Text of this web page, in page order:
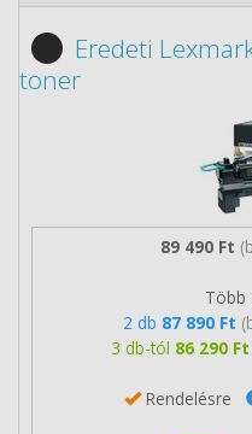
Eredeti
toner
89 490 Ft
Több
2 db 87 890 Ft
3 db-tól 86 290 Ft
Rendelésre